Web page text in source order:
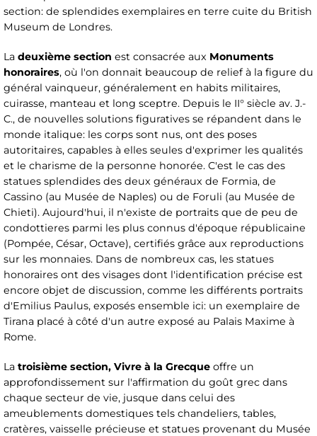
section: de splendides exemplaires en terre cuite du British
Museum de Londres.
La deuxième section est consacrée aux Monuments
honoraires, où l'on donnait beaucoup de relief à la figure du
général vainqueur, généralement en habits militaires,
cuirasse, manteau et long sceptre. Depuis le II° siècle av. J.-
C., de nouvelles solutions figuratives se répandent dans le
monde italique: les corps sont nus, ont des poses
autoritaires, capables à elles seules d'exprimer les qualités
et le charisme de la personne honorée. C'est le cas des
statues splendides des deux généraux de Formia, de
Cassino (au Musée de Naples) ou de Foruli (au Musée de
Chieti). Aujourd'hui, il n'existe de portraits que de peu de
condottieres parmi les plus connus d'époque républicaine
(Pompée, César, Octave), certifiés grâce aux reproductions
sur les monnaies. Dans de nombreux cas, les statues
honoraires ont des visages dont l'identification précise est
encore objet de discussion, comme les différents portraits
d'Emilius Paulus, exposés ensemble ici: un exemplaire de
Tirana placé à côté d'un autre exposé au Palais Maxime à
Rome.
La troisième section, Vivre à la Grecque offre un
approfondissement sur l'affirmation du goût grec dans
chaque secteur de vie, jusque dans celui des
ameublements domestiques tels chandeliers, tables,
cratères, vaisselle précieuse et statues provenant du Musée